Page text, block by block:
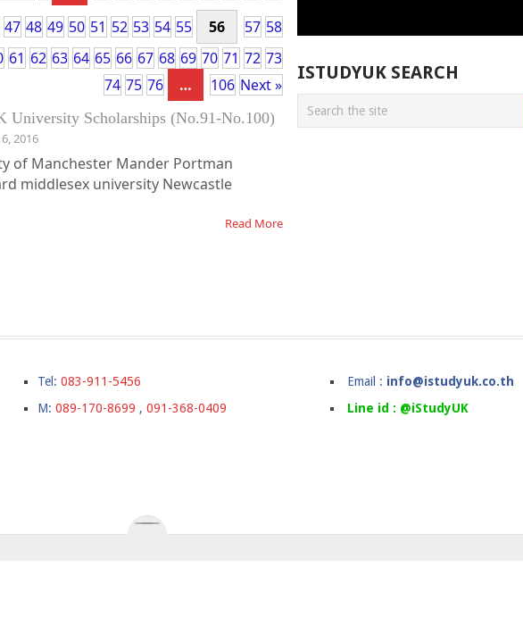
47 48 49 50 51 52 53 54 55 56 57 58
61 62 63 64 65 66 67 68 69 70 71 72 73
74 75 76 … 106 Next »
University Scholarships (No.91-No.100)
2016
of Manchester Mander Portman
middlesex university Newcastle
Read More
ISTUDYUK SEARCH
Tel: 083-911-5456
M: 089-170-8699 , 091-368-0409
Email : info@istudyuk.co.th
Line id : @iStudyUK